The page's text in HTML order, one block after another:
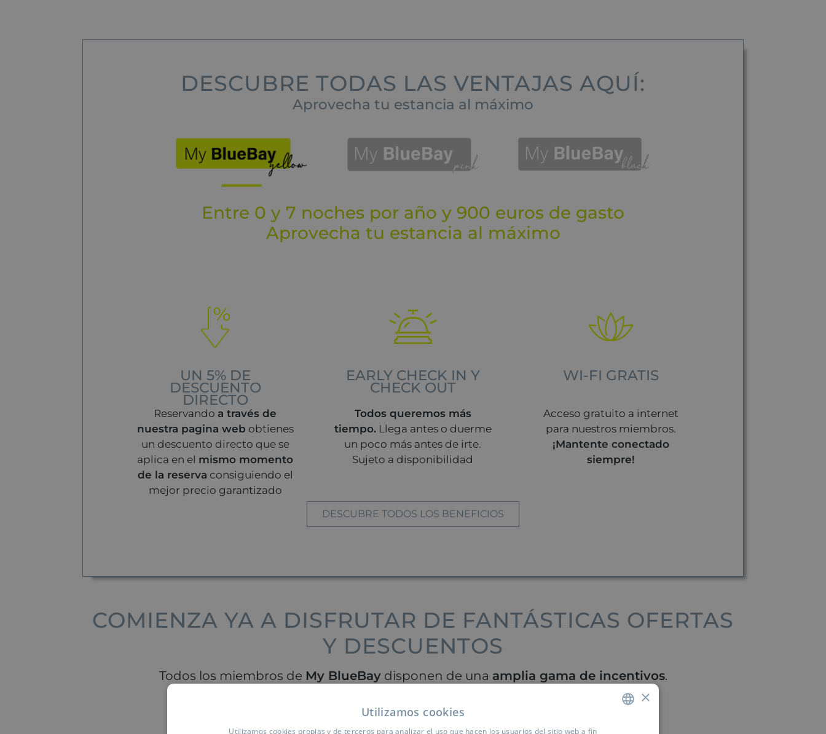
DESCUBRE TODAS LAS VENTAJAS AQUÍ:
Aprovecha tu estancia al máximo
Entre 0 y 7 noches por año y 900 euros de gasto
Aprovecha tu estancia al máximo
UN 5% DE
DESCUENTO
DIRECTO
Reservandoa través de
nuestra pagina web obtienes
un descuento directo que se
aplica en el mismo momento
de la reserva consiguiendo el
mejor precio garantizado
EARLY CHECK IN Y
CHECK OUT
Todos queremos más
tiempo.Llega antes o duerme
un poco más antes de irte.
Sujeto a disponibilidad
WI-FI GRATIS
Acceso gratuito a internet
para nuestros miembros.
¡Mantente conectado
siempre!
DESCUBRE TODOS LOS BENEFICIOS
COMIENZA YA A DISFRUTAR DE FANTÁSTICAS OFERTAS
Y DESCUENTOS
Todos los miembros de My BlueBaydisponen de una amplia gama de incentivos.
×
Utilizamos cookies
Utilizamos cookies propias y de terceros para analizar el uso que hacen los usuarios del sitio web a fin